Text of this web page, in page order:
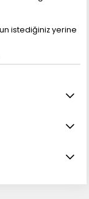
istediğiniz yerine